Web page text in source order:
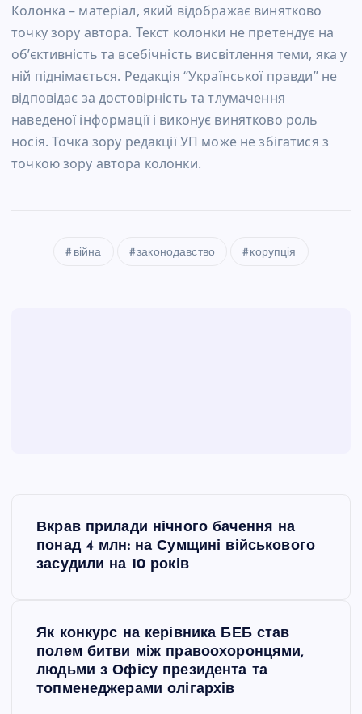
Колонка – матеріал, який відображає винятково
точку зору автора. Текст колонки не претендує на
об’єктивність та всебічність висвітлення теми, яка у
ній піднімається. Редакція “Української правди” не
відповідає за достовірність та тлумачення
наведеної інформації і виконує винятково роль
носія. Точка зору редакції УП може не збігатися з
точкою зору автора колонки.
війна законодавство корупція
Вкрав прилади нічного бачення на
понад 4 млн: на Сумщині військового
засудили на 10 років
Як конкурс на керівника БЕБ став
полем битви між правоохоронцями,
людьми з Офісу президента та
топменеджерами олігархів